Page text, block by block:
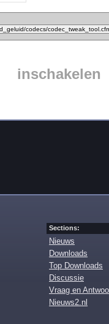
inschakelen
Sections:
Nieuws
Downloads
Top Downloads
Discussie
Vraag en
Nieuws2.nl